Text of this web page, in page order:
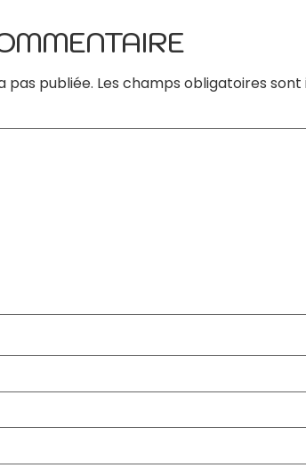
pas publiée. Les champs obligatoires sont